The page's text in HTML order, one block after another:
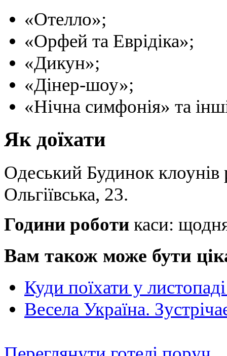
«Отелло»;
«Орфей та Еврідіка»;
«Дикун»;
«Дінер-шоу»;
«Нічна симфонія» та
Як доїхати
Одеський Будинок
Ольгіївська, 23.
Години роботи каси:
Вам також може бути
Куди поїхати у
Весела Україна.